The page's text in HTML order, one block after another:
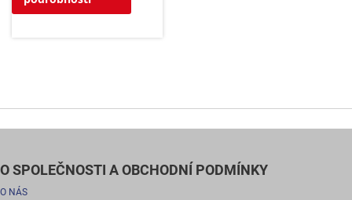
O SPOLEČNOSTI A OBCHODNÍ PODMÍNKY
O NÁS